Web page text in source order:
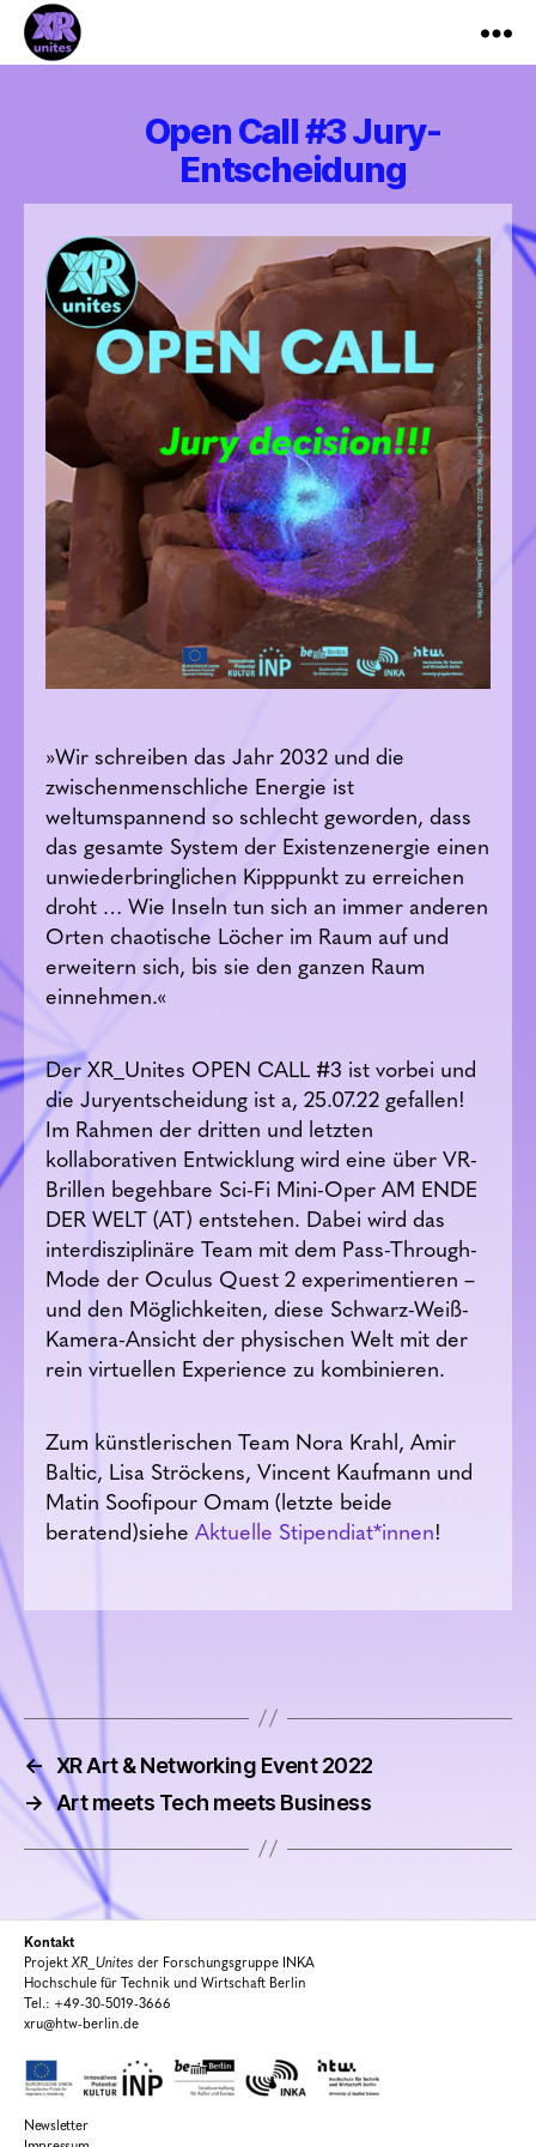
Open Call #3 Jury-
Entscheidung
»Wir schreiben das Jahr 2032 und die
zwischenmenschliche Energie ist
weltumspannend so schlecht geworden, dass
das gesamte System der Existenzenergie einen
unwiederbringlichen Kipppunkt zu erreichen
droht … Wie Inseln tun sich an immer anderen
Orten chaotische Löcher im Raum auf und
erweitern sich, bis sie den ganzen Raum
einnehmen.«
Der XR_Unites OPEN CALL #3 ist vorbei und
die Juryentscheidung ist a, 25.07.22 gefallen!
Im Rahmen der dritten und letzten
kollaborativen Entwicklung wird eine über VR-
Brillen begehbare Sci-Fi Mini-Oper AM ENDE
DER WELT (AT) entstehen. Dabei wird das
interdisziplinäre Team mit dem Pass-Through-
Mode der Oculus Quest 2 experimentieren –
und den Möglichkeiten, diese Schwarz-Weiß-
Kamera-Ansicht der physischen Welt mit der
rein virtuellen Experience zu kombinieren.
Zum künstlerischen Team Nora Krahl, Amir
Baltic, Lisa Ströckens, Vincent Kaufmann und
Matin Soofipour Omam (letzte beide
beratend)siehe Aktuelle Stipendiat*innen!
← XR Art & Networking Event 2022
→ Art meets Tech meets Business
Kontakt
ProjektXR_Unites der Forschungsgruppe INKA
Hochschule für Technik und Wirtschaft Berlin
Tel.: +49-30-5019-3666
xru@htw-berlin.de
Newsletter